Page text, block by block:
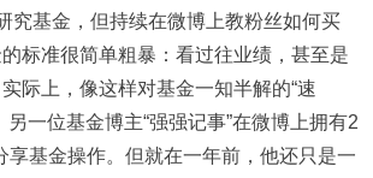
究基金，但持续在微博上教粉丝如何买
标准很简单粗暴：看过往业绩，甚至是
际上，像这样对基金一知半解的“速
另一位基金博主“强强记事”在微博上拥有2
享基金操作。但就在一年前，他还只是一